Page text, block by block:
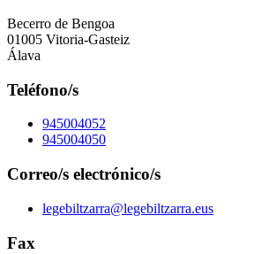
Becerro de Bengoa
01005 Vitoria-Gasteiz
Álava
Teléfono/s
945004052
945004050
Correo/s electrónico/s
legebiltzarra@legebiltzarra.eus
Fax